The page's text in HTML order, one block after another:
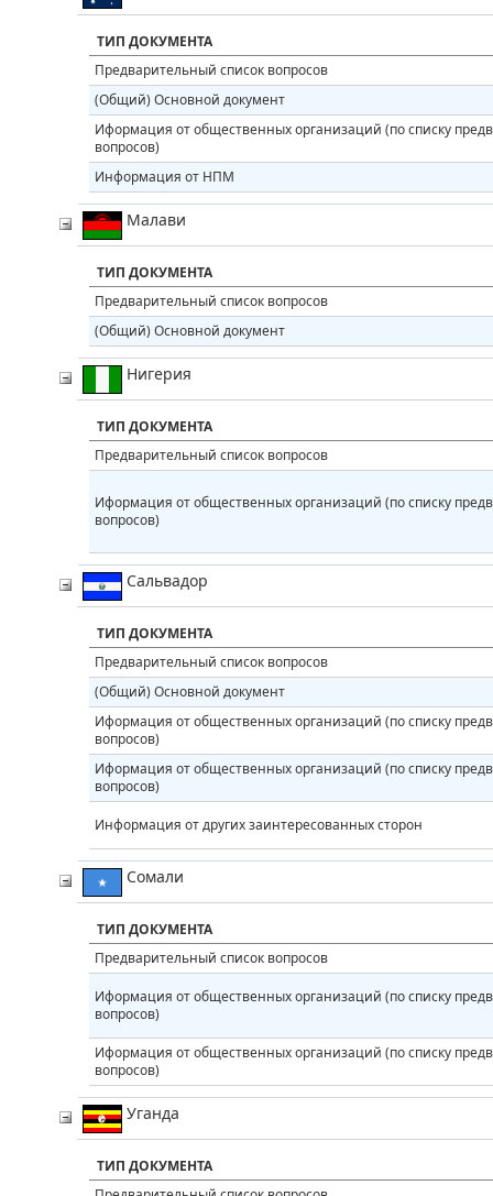
ТИП ДОКУМЕНТА
Предварительный список вопросов
(Общий) Основной документ
Иформация от общественных организаций (по списку
вопросов)
Информация от НПМ
Малави
ТИП ДОКУМЕНТА
Предварительный список вопросов
(Общий) Основной документ
Нигерия
ТИП ДОКУМЕНТА
Предварительный список вопросов
Иформация от общественных организаций (по списку
вопросов)
Сальвадор
ТИП ДОКУМЕНТА
Предварительный список вопросов
(Общий) Основной документ
Иформация от общественных организаций (по списку
вопросов)
Иформация от общественных организаций (по списку
вопросов)
Информация от других заинтересованных сторон
Сомали
ТИП ДОКУМЕНТА
Предварительный список вопросов
Иформация от общественных организаций (по списку
вопросов)
Иформация от общественных организаций (по списку
вопросов)
Уганда
ТИП ДОКУМЕНТА